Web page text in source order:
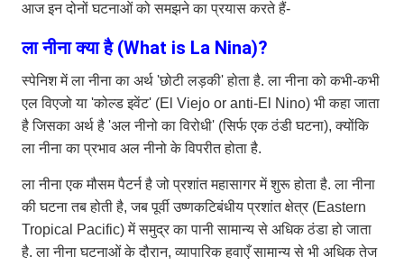
आज इन दोनों घटनाओं को समझने का प्रयास करते हैं-
ला नीना क्या है (What is La Nina)?
स्पेनिश में ला नीना का अर्थ 'छोटी लड़की' होता है. ला नीना को कभी-कभी
एल विएजो या 'कोल्ड इवेंट' (El Viejo or anti-El Nino) भी कहा जाता
है जिसका अर्थ है 'अल नीनो का विरोधी' (सिर्फ एक ठंडी घटना), क्योंकि
ला नीना का प्रभाव अल नीनो के विपरीत होता है.
ला नीना एक मौसम पैटर्न है जो प्रशांत महासागर में शुरू होता है. ला नीना
की घटना तब होती है, जब पूर्वी उष्णकटिबंधीय प्रशांत क्षेत्र (Eastern
Tropical Pacific) में समुद्र का पानी सामान्य से अधिक ठंडा हो जाता
है. ला नीना घटनाओं के दौरान, व्यापारिक हवाएँ सामान्य से भी अधिक तेज